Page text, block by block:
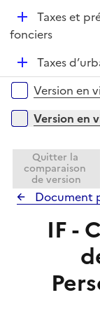
e
r
l
i
e
r
p
l
i
e
r
D
é
e
r
Taxes et
fonciers
D
é
p
e
r
Taxes
Versions sur la
Version en
Version en
Quitter la
comparaison
de version
Document
IF -